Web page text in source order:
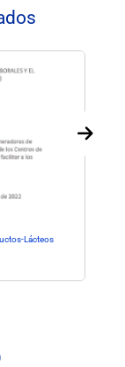
Lácteos